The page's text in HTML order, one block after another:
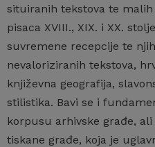
situiranih tekstova te
pisaca XVIII., XIX. i XX.
suvremene recepcije te
nevaloriziranih tekstova,
književna geografija,
stilistika. Bavi se i
korpusu arhivske građe,
tiskane građe, koja je